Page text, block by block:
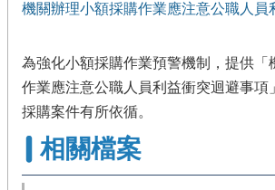
機關辦理小額採購作業應注意公職人員
為強化小額採購作業預警機制，提供「
作業應注意公職人員利益衝突迴避事項
採購案件有所依循。
相關檔案